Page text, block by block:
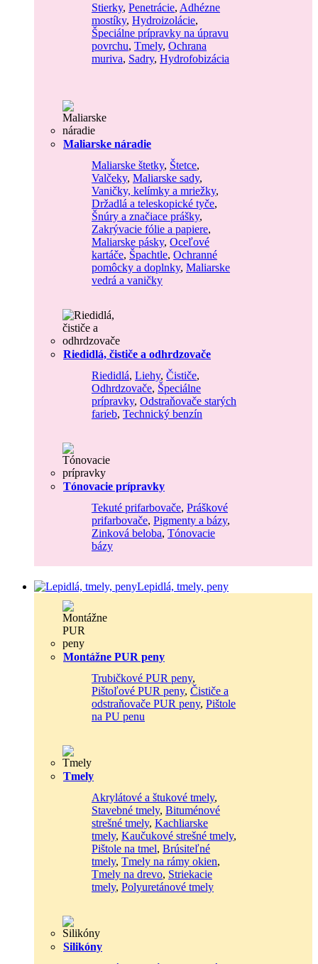
Stierky, Penetrácie, Adhézne
mostíky, Hydroizolácie,
Špeciálne prípravky na úpravu
povrchu, Tmely, Ochrana
muriva, Sadry, Hydrofobizácia
Maliarske náradie
Maliarske štetky, Štetce,
Valčeky, Maliarske sady,
Vaničky, kelímky a mriežky,
Držadlá a teleskopické tyče,
Šnúry a značiace prášky,
Zakrývacie fólie a papiere,
Maliarske pásky, Oceľové
kartáče, Špachtle, Ochranné
pomôcky a doplnky, Maliarske
vedrá a vaničky
Riedidlá, čističe a odhrdzovače
Riedidlá, Liehy, Čističe,
Odhrdzovače, Špeciálne
prípravky, Odstraňovače starých
farieb, Technický benzín
Tónovacie prípravky
Tekuté prifarbovače, Práškové
prifarbovače, Pigmenty a bázy,
Zinková beloba, Tónovacie
bázy
Lepidlá, tmely, peny
Montážne PUR peny
Trubičkové PUR peny,
Pištoľové PUR peny, Čističe a
odstraňovače PUR peny, Pištole
na PU penu
Tmely
Akrylátové a štukové tmely,
Stavebné tmely, Bituménové
strešné tmely, Kachliarske
tmely, Kaučukové strešné tmely,
Pištole na tmel, Brúsiteľné
tmely, Tmely na rámy okien,
Tmely na drevo, Striekacie
tmely, Polyuretánové tmely
Silikóny